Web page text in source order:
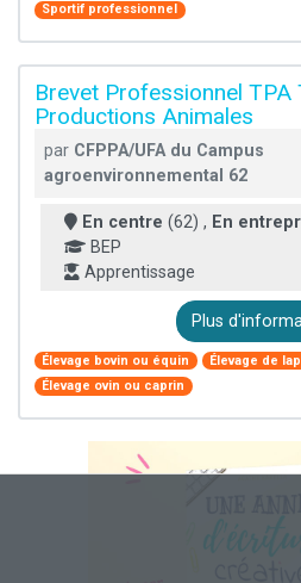
Sportif professionnel
Brevet Professionnel TPA
Productions Animales
par CFPPA/UFA du Campus
agroenvironnemental 62
En centre (62) , En
BEP
Apprentissage
Plus
Élevage bovin ou équin
Élevage de
Élevage ovin ou caprin